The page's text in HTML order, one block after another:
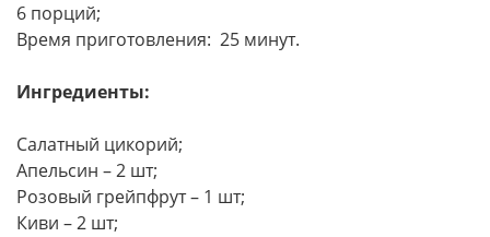
6 порций;
Время приготовления: 25 минут.
Ингредиенты:
Салатный цикорий;
Апельсин – 2 шт;
Розовый грейпфрут – 1 шт;
Киви – 2 шт;